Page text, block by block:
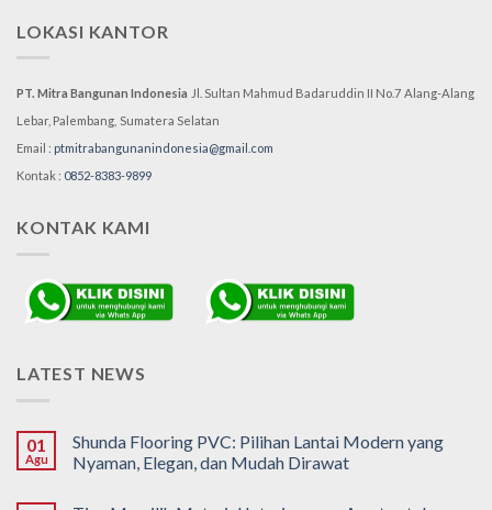
LOKASI KANTOR
PT. Mitra Bangunan Indonesia Jl. Sultan Mahmud Badaruddin II No.7 Alang-Alang
Lebar, Palembang, Sumatera Selatan
Email : ptmitrabangunanindonesia@gmail.com
Kontak : 0852-8383-9899
KONTAK KAMI
LATEST NEWS
01
Agu
Shunda Flooring PVC: Pilihan Lantai Modern yang
Nyaman, Elegan, dan Mudah Dirawat